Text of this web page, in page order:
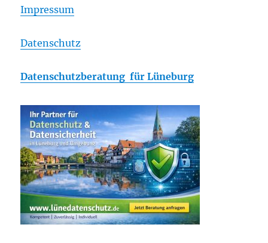
Impressum
Datenschutz
Datenschutzberatung für Lüneburg